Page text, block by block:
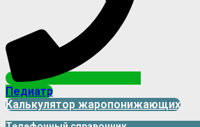
Педиатр
Калькулятор жаропонижающих